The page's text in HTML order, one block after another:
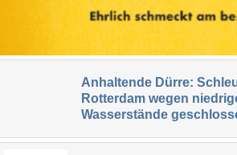
Anhaltende Dürre:
Rotterdam wegen
Wasserstände